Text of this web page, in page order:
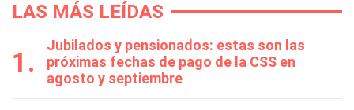
LAS MÁS LEÍDAS
Jubilados y pensionados: estas son las
próximas fechas de pago de la CSS en
agosto y septiembre